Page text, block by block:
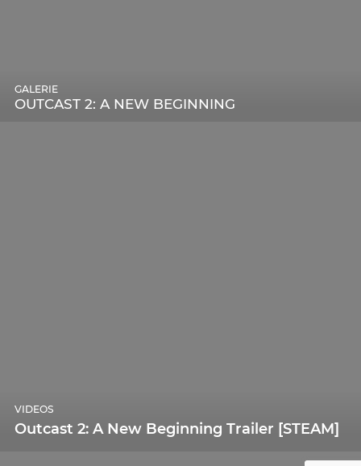
OUTCAST 2: A NEW BEGINNING
GALERIE
Outcast 2: A New Beginning Trailer [STEAM]
VIDEOS